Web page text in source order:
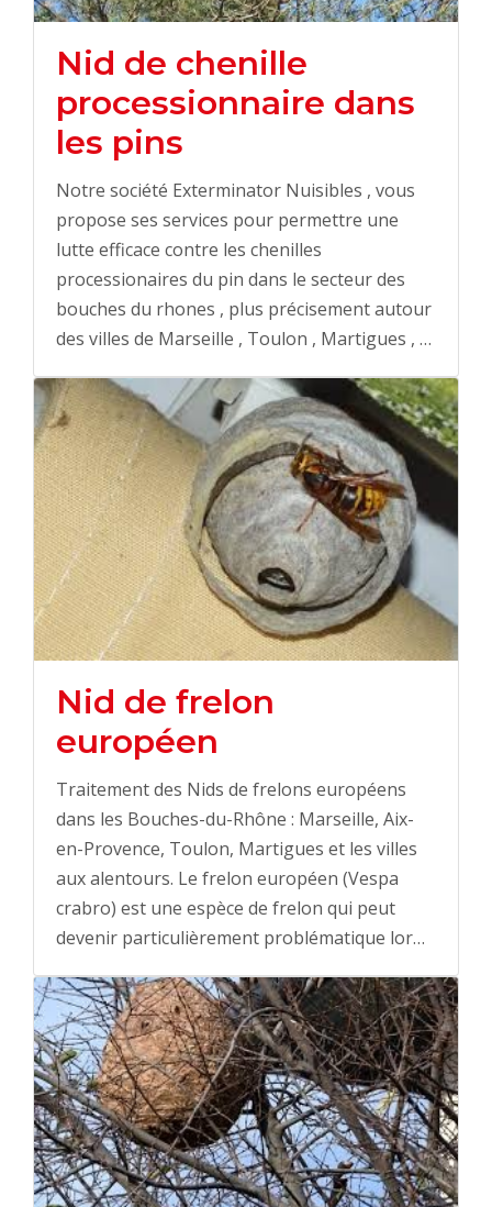
Nid de chenille
processionnaire dans
les pins
Notre société Exterminator Nuisibles , vous
propose ses services pour permettre une
lutte efficace contre les chenilles
processionaires du pin dans le secteur des
bouches du rhones , plus précisement autour
des villes de Marseille , Toulon , Martigues , …
Nid de frelon
européen
Traitement des Nids de frelons européens
dans les Bouches-du-Rhône : Marseille, Aix-
en-Provence, Toulon, Martigues et les villes
aux alentours. Le frelon européen (Vespa
crabro) est une espèce de frelon qui peut
devenir particulièrement problématique lor…